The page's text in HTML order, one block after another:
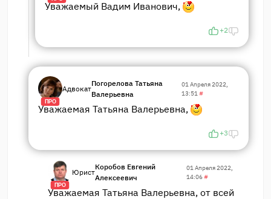
Уважаемый Вадим Иванович,
+2
ПРО
Адвокат
Погорелова Татьяна
Валерьевна
01 Апреля 2022,
13:51#
Уважаемая Татьяна Валерьевна,
+3
ПРО
Юрист
Коробов Евгений
Алексеевич
01 Апреля 2022,
14:06#
Уважаемая Татьяна Валерьевна, от всей